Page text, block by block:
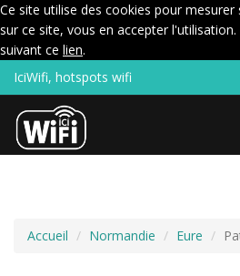
Ce site utilise des cookies pour mesurer
sur ce site, vous en accepter
suivant ce lien.
IciWifi, hotspots wifi
Accueil Normandie Eure